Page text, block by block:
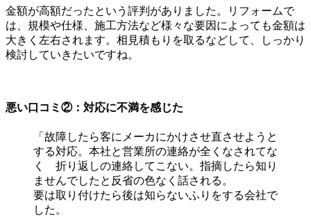
金額が高額だったという評判がありました。リフォームで
は、規模や仕様、施工方法など様々な要因によっても金額は
大きく左右されます。相見積もりを取るなどして、しっかり
検討していきたいですね。
悪い口コミ②：対応に不満を感じた
「故障したら客にメーカにかけさせ直させようと
する対応。本社と営業所の連絡が全くなされてな
く 折り返しの連絡してこない。指摘したら知り
ませんでしたと反省の色なく話される。
要は取り付けたら後は知らないふりをする会社で
した。